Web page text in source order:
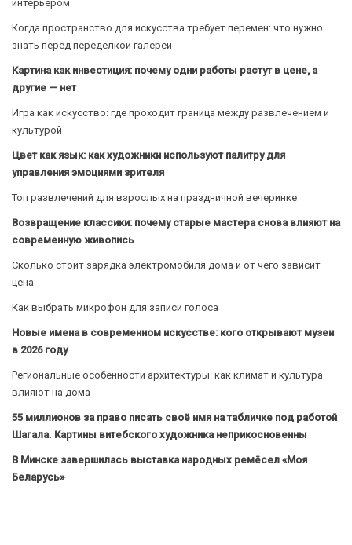
интерьером
Когда пространство для искусства требует перемен: что нужно
знать перед переделкой галереи
Картина как инвестиция: почему одни работы растут в цене, а
другие — нет
Игра как искусство: где проходит граница между развлечением и
культурой
Цвет как язык: как художники используют палитру для
управления эмоциями зрителя
Топ развлечений для взрослых на праздничной вечеринке
Возвращение классики: почему старые мастера снова влияют на
современную живопись
Сколько стоит зарядка электромобиля дома и от чего зависит
цена
Как выбрать микрофон для записи голоса
Новые имена в современном искусстве: кого открывают музеи
в 2026 году
Региональные особенности архитектуры: как климат и культура
влияют на дома
55 миллионов за право писать своё имя на табличке под работой
Шагала. Картины витебского художника неприкосновенны
В Минске завершилась выставка народных ремёсел «Моя
Беларусь»